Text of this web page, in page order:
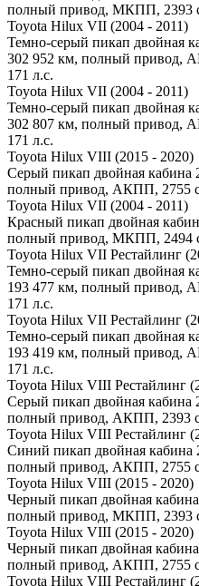
полный привод, МКПП, 2393
Toyota Hilux VII (2004 - 2011)
Темно-серый пикап двойная
302 952 км, полный привод,
171 л.с.
Toyota Hilux VII (2004 - 2011)
Темно-серый пикап двойная
302 807 км, полный привод,
171 л.с.
Toyota Hilux VIII (2015 - 2020)
Серый пикап двойная кабина
полный привод, АКПП, 2755
Toyota Hilux VII (2004 - 2011)
Красный пикап двойная
полный привод, МКПП, 2494
Toyota Hilux VII Рестайлинг
Темно-серый пикап двойная
193 477 км, полный привод,
171 л.с.
Toyota Hilux VII Рестайлинг
Темно-серый пикап двойная
193 419 км, полный привод,
171 л.с.
Toyota Hilux VIII Рестайлинг
Серый пикап двойная кабина
полный привод, АКПП, 2393
Toyota Hilux VIII Рестайлинг
Синий пикап двойная кабина
полный привод, АКПП, 2755
Toyota Hilux VIII (2015 - 2020)
Черный пикап двойная
полный привод, МКПП, 2393
Toyota Hilux VIII (2015 - 2020)
Черный пикап двойная
полный привод, АКПП, 2755
Toyota Hilux VIII Рестайлинг